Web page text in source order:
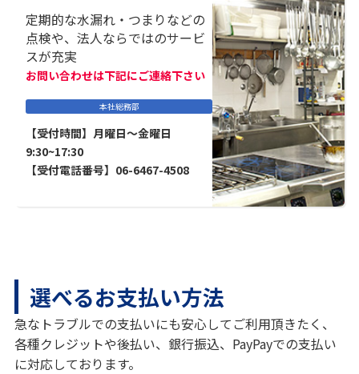
定期的な水漏れ・つまりなどの
点検や、法人ならではのサービ
スが充実
お問い合わせは下記にご連絡下さい
本社総務部
【受付時間】月曜日～金曜日
9:30~17:30
【受付電話番号】06-6467-4508
選べるお支払い方法
急なトラブルでの支払いにも安心してご利用頂きたく、
各種クレジットや後払い、銀行振込、PayPayでの支払い
に対応しております。